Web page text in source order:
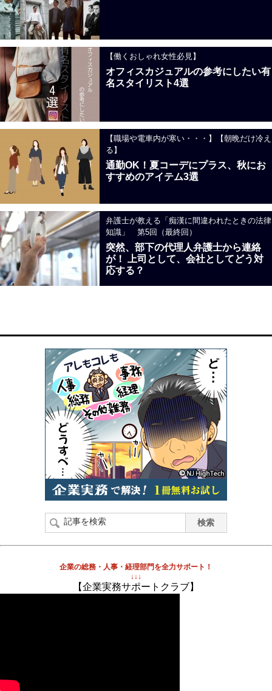
【働くおしゃれ女性必見】
オフィスカジュアルの参考にしたい有
名スタイリスト4選
【職場や電車内が寒い・・・】【朝晩だけ冷え
る】
通勤OK！夏コーデにプラス、秋にお
すすめのアイテム3選
弁護士が教える「痴漢に間違われたときの法律
知識」 第5回（最終回）
突然、部下の代理人弁護士から連絡
が！ 上司として、会社としてどう対
応する？
企業の総務・人事・経理部門を全力サポート！
↓↓↓
【企業実務サポートクラブ】